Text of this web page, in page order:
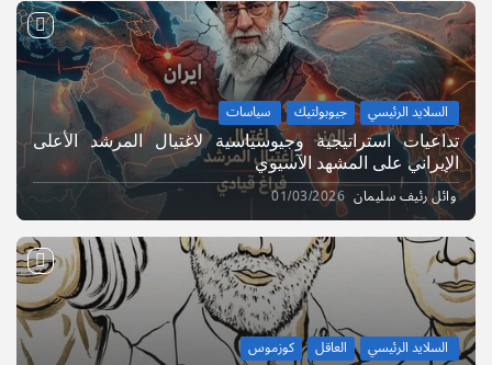
السلايد الرئيسي جيوبولتيك سياسات
تداعيات استراتيجية وجيوسياسية لاغتيال المرشد الأعلى
الإيراني على المشهد الآسيوي
وائل رئيف سليمان 01/03/2026
السلايد الرئيسي العاقل كوزموس